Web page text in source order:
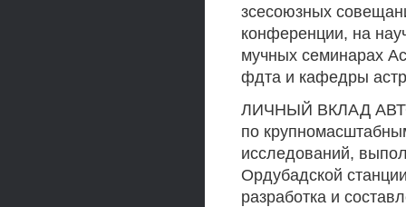
зсесоюзных
конференции, на
мучных семинарах
фдта и кафедры
ЛИЧНЫЙ ВКЛАД
по
исследований,
Ордубадской
разработка и